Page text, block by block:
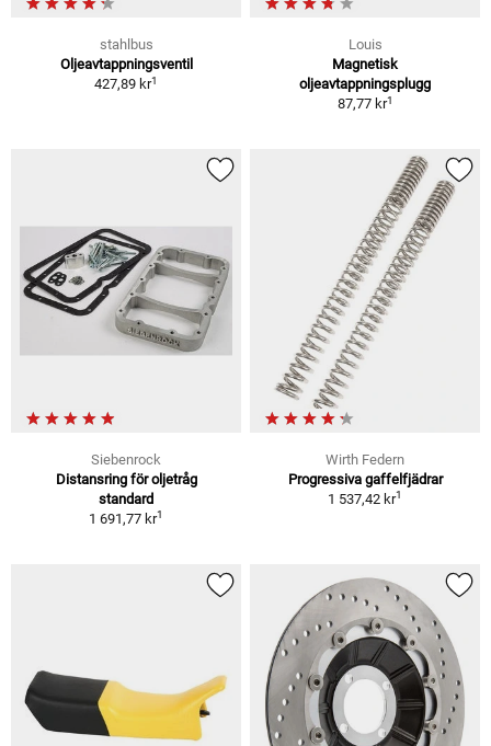
stahlbus
Oljeavtappningsventil
427,89 kr1
Louis
Magnetisk
oljeavtappningsplugg
87,77 kr1
Siebenrock
Distansring för oljetråg
standard
1 691,77 kr1
Wirth Federn
Progressiva gaffelfjädrar
1 537,42 kr1